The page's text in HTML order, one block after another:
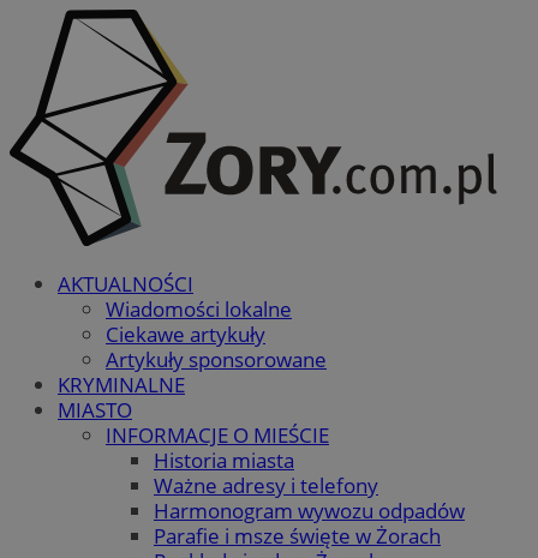
AKTUALNOŚCI
Wiadomości lokalne
Ciekawe artykuły
Artykuły sponsorowane
KRYMINALNE
MIASTO
INFORMACJE O MIEŚCIE
Historia miasta
Ważne adresy i telefony
Harmonogram wywozu odpadów
Parafie i msze święte w Żorach